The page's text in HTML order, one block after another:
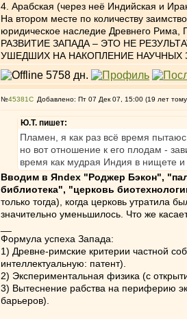
4. Арабская (через неё Индийская и
На втором месте по количеству
юридическое наследие Древнего Рима,
РАЗВИТИЕ ЗАПАДА – ЭТО НЕ
УШЕДШИХ НА НАКОПЛЕНИЕ НАУЧНЫХ
№45381 Добавлено: Пт 07 Дек 07, 15:00 (19 лет
Ю.Т. пишет:
Пламен, я как раз всё время
но вот отношение к его плодам -
время как мудрая Индия в нищете и
Вводим в Яndex "Роджер Бэкон",
библиотека", "церковь
только тогда), когда церковь утратила
значительно уменьшилось. Что же
Формула успеха Запада:
1) Древне-римские критерии частной
интеллектуальную: патент).
2) Экспериментальная физика (с
3) Вытеснение рабства на периферию
барьеров).